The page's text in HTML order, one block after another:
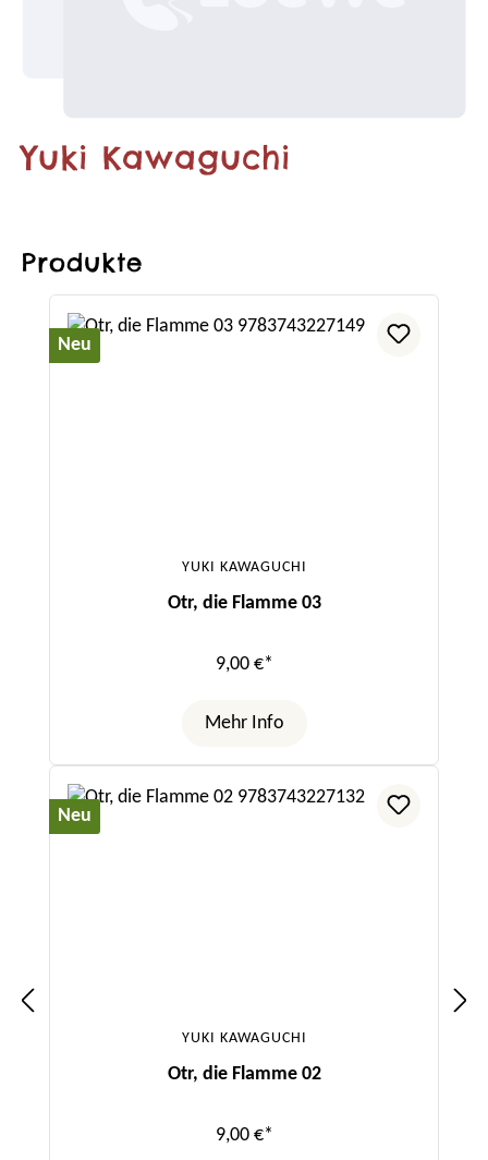
Yuki Kawaguchi
Produkte
Neu
YUKI KAWAGUCHI
Otr, die Flamme 03
9,00 €*
Mehr Info
Neu
YUKI KAWAGUCHI
Otr, die Flamme 02
9,00 €*